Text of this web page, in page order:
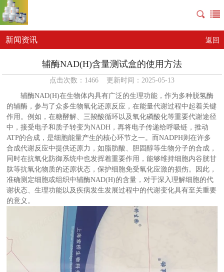
新闻资讯 返回
辅酶NAD(H)含量测试盒的使用方法
点击次数：1466 更新时间：2025-05-13
辅酶NAD(H)在生物体内具有广泛的生理功能，作为多种脱氢酶
的辅酶，参与了众多生物氧化还原反应，在能量代谢过程中起着关键
作用。例如，在糖酵解、三羧酸循环以及氧化磷酸化等重要代谢途径
中，接受电子和质子转变为NADH，再将电子传递给呼吸链，推动
ATP的合成，是细胞能量产生的核心环节之一。而NADPH则在许多
合成代谢反应中提供还原力，如脂肪酸、胆固醇等生物分子的合成，
同时在抗氧化防御系统中也发挥着重要作用，能够维持细胞内谷胱甘
肽等抗氧化物质的还原状态，保护细胞免受氧化应激的损伤。因此，
准确测定细胞或组织中辅酶NAD(H)的含量，对于深入理解细胞的代
谢状态、生理功能以及疾病发生发展过程中的代谢变化具有至关重要
的意义。